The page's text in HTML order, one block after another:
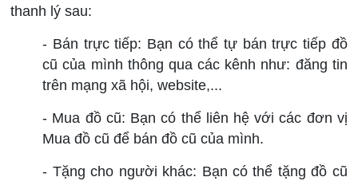
thanh lý sau:
- Bán trực tiếp: Bạn có thể tự bán trực tiếp đồ
cũ của mình thông qua các kênh như: đăng tin
trên mạng xã hội, website,...
- Mua đồ cũ: Bạn có thể liên hệ với các đơn vị
Mua đồ cũ để bán đồ cũ của mình.
- Tặng cho người khác: Bạn có thể tặng đồ cũ